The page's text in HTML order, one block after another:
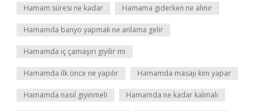
Hamam süresi ne kadar Hamama giderken ne alınır
Hamamda banyo yapmak ne anlama gelir
Hamamda iç çamaşırı giyilir mi
Hamamda ilk önce ne yapılır Hamamda masajı kim yapar
Hamamda nasıl giyinmeli Hamamda ne kadar kalmalı